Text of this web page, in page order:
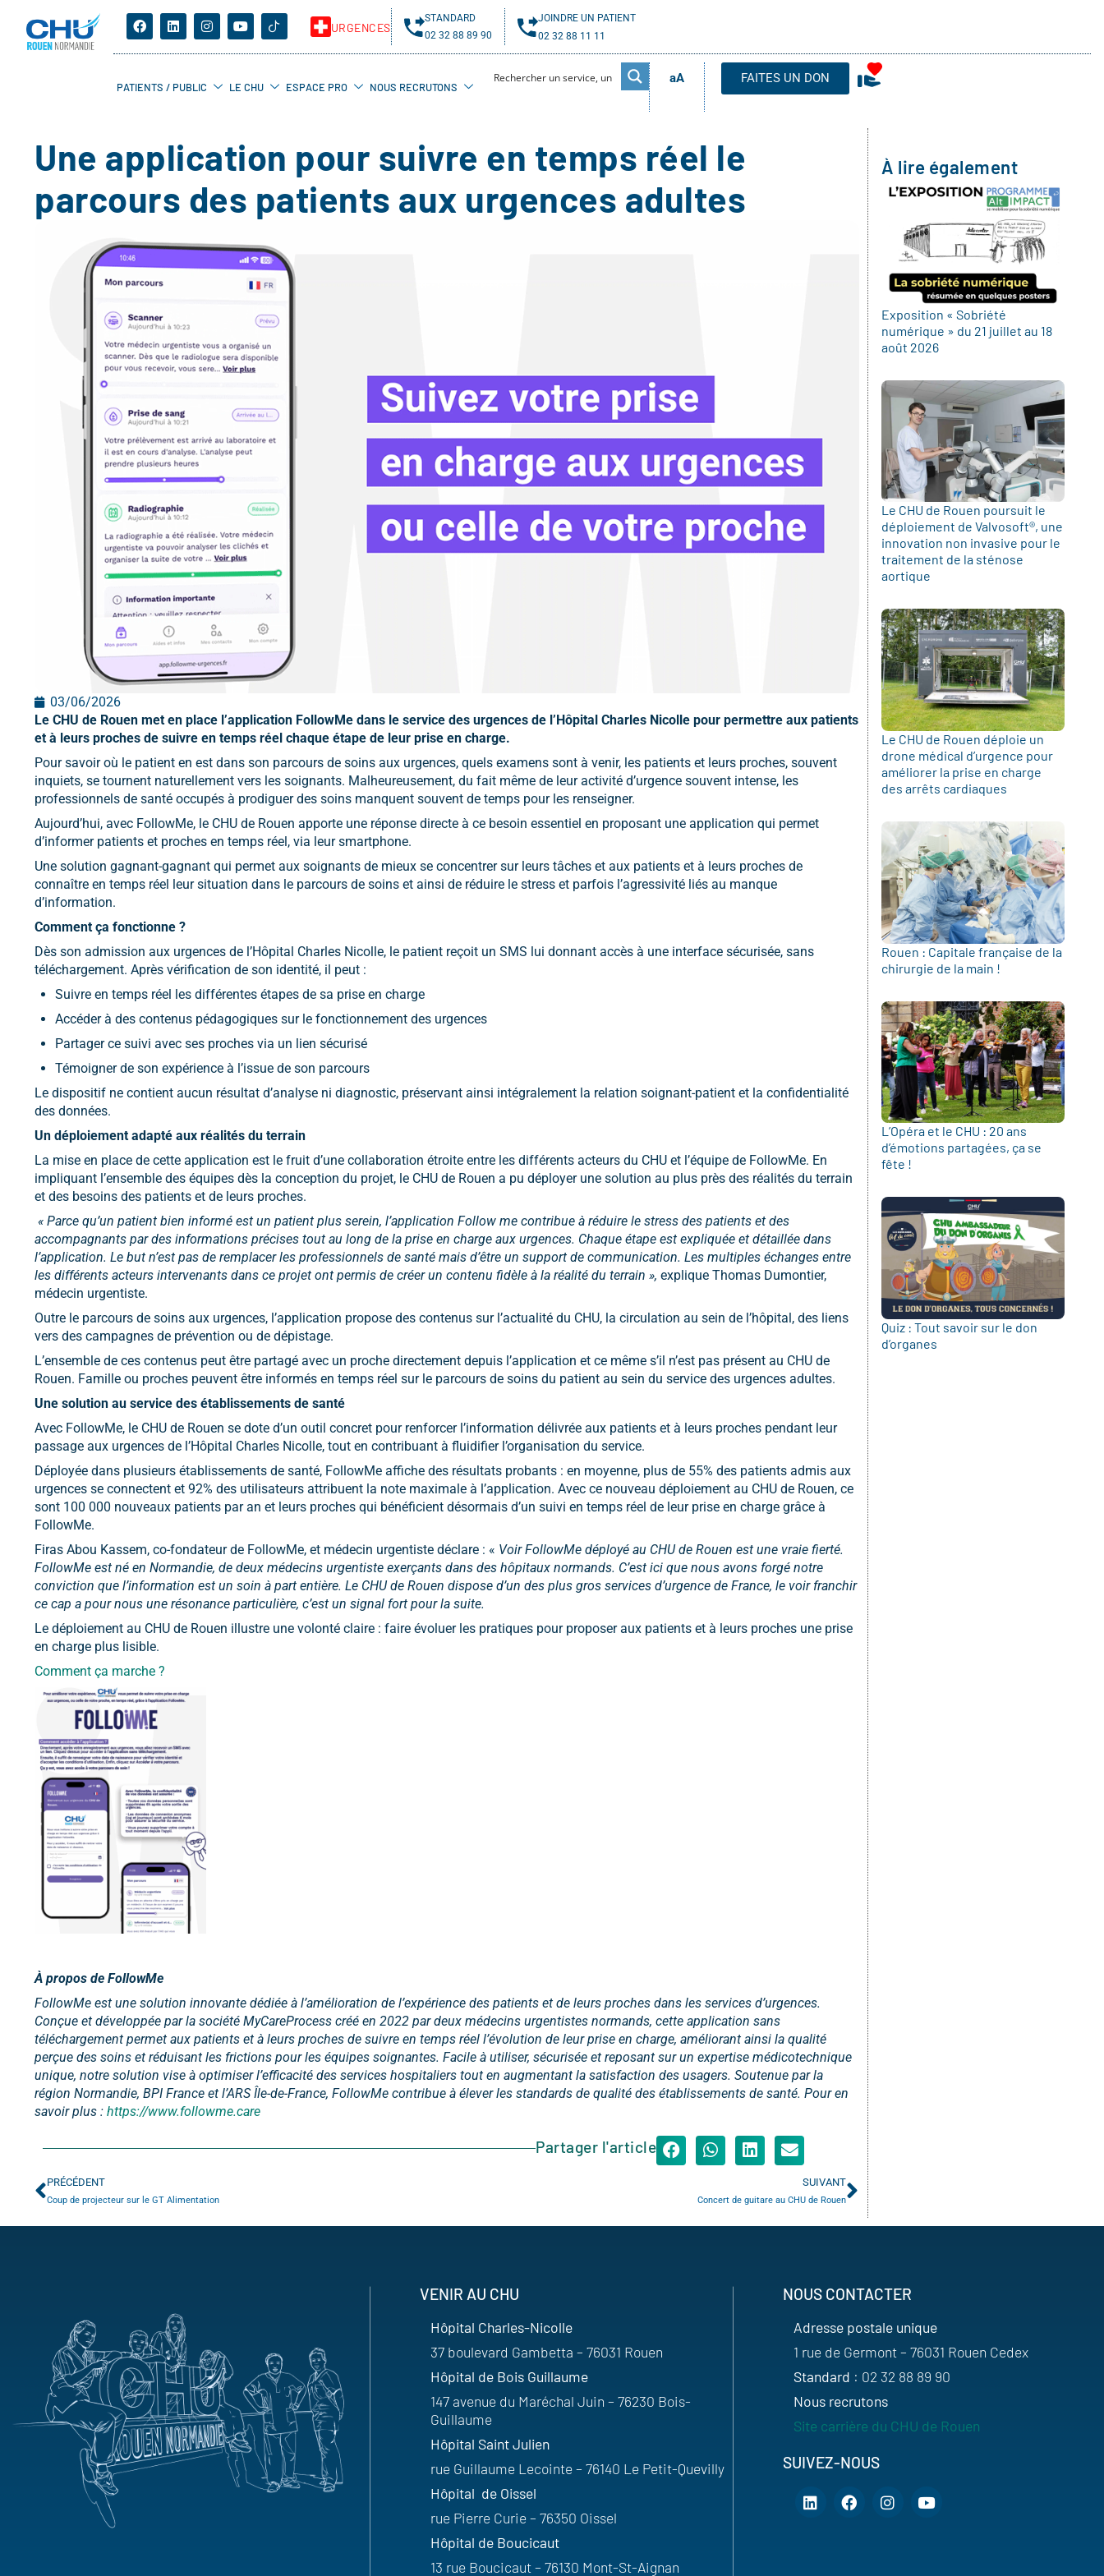
URGENCES
STANDARD
02 32 88 89 90
JOINDRE UN PATIENT
02 32 88 11 11
PATIENTS / PUBLIC LE CHU ESPACE PRO NOUS RECRUTONS
aA FAITES UN DON
Une application pour suivre en temps réel le
parcours des patients aux urgences adultes
03/06/2026
Le CHU de Rouen met en place l’application FollowMe dans le service des urgences de l’Hôpital Charles Nicolle pour permettre aux patients
et à leurs proches de suivre en temps réel chaque étape de leur prise en charge.
Pour savoir où le patient en est dans son parcours de soins aux urgences, quels examens sont à venir, les patients et leurs proches, souvent
inquiets, se tournent naturellement vers les soignants. Malheureusement, du fait même de leur activité d’urgence souvent intense, les
professionnels de santé occupés à prodiguer des soins manquent souvent de temps pour les renseigner.
Aujourd’hui, avec FollowMe, le CHU de Rouen apporte une réponse directe à ce besoin essentiel en proposant une application qui permet
d’informer patients et proches en temps réel, via leur smartphone.
Une solution gagnant-gagnant qui permet aux soignants de mieux se concentrer sur leurs tâches et aux patients et à leurs proches de
connaître en temps réel leur situation dans le parcours de soins et ainsi de réduire le stress et parfois l’agressivité liés au manque
d’information.
Comment ça fonctionne ?
Dès son admission aux urgences de l’Hôpital Charles Nicolle, le patient reçoit un SMS lui donnant accès à une interface sécurisée, sans
téléchargement. Après vérification de son identité, il peut :
Suivre en temps réel les différentes étapes de sa prise en charge
Accéder à des contenus pédagogiques sur le fonctionnement des urgences
Partager ce suivi avec ses proches via un lien sécurisé
Témoigner de son expérience à l’issue de son parcours
Le dispositif ne contient aucun résultat d’analyse ni diagnostic, préservant ainsi intégralement la relation soignant-patient et la confidentialité
des données.
Un déploiement adapté aux réalités du terrain
La mise en place de cette application est le fruit d’une collaboration étroite entre les différents acteurs du CHU et l’équipe de FollowMe. En
impliquant l’ensemble des équipes dès la conception du projet, le CHU de Rouen a pu déployer une solution au plus près des réalités du terrain
et des besoins des patients et de leurs proches.
« Parce qu’un patient bien informé est un patient plus serein, l’application Follow me contribue à réduire le stress des patients et des
accompagnants par des informations précises tout au long de la prise en charge aux urgences. Chaque étape est expliquée et détaillée dans
l’application. Le but n’est pas de remplacer les professionnels de santé mais d’être un support de communication. Les multiples échanges entre
les différents acteurs intervenants dans ce projet ont permis de créer un contenu fidèle à la réalité du terrain », explique Thomas Dumontier,
médecin urgentiste.
Outre le parcours de soins aux urgences, l’application propose des contenus sur l’actualité du CHU, la circulation au sein de l’hôpital, des liens
vers des campagnes de prévention ou de dépistage.
L’ensemble de ces contenus peut être partagé avec un proche directement depuis l’application et ce même s’il n’est pas présent au CHU de
Rouen. Famille ou proches peuvent être informés en temps réel sur le parcours de soins du patient au sein du service des urgences adultes.
Une solution au service des établissements de santé
Avec FollowMe, le CHU de Rouen se dote d’un outil concret pour renforcer l’information délivrée aux patients et à leurs proches pendant leur
passage aux urgences de l’Hôpital Charles Nicolle, tout en contribuant à fluidifier l’organisation du service.
Déployée dans plusieurs établissements de santé, FollowMe affiche des résultats probants : en moyenne, plus de 55% des patients admis aux
urgences se connectent et 92% des utilisateurs attribuent la note maximale à l’application. Avec ce nouveau déploiement au CHU de Rouen, ce
sont 100 000 nouveaux patients par an et leurs proches qui bénéficient désormais d’un suivi en temps réel de leur prise en charge grâce à
FollowMe.
Firas Abou Kassem, co-fondateur de FollowMe, et médecin urgentiste déclare : « Voir FollowMe déployé au CHU de Rouen est une vraie fierté.
FollowMe est né en Normandie, de deux médecins urgentiste exerçants dans des hôpitaux normands. C’est ici que nous avons forgé notre
conviction que l’information est un soin à part entière. Le CHU de Rouen dispose d’un des plus gros services d’urgence de France, le voir franchir
ce cap a pour nous une résonance particulière, c’est un signal fort pour la suite.
Le déploiement au CHU de Rouen illustre une volonté claire : faire évoluer les pratiques pour proposer aux patients et à leurs proches une prise
en charge plus lisible.
Comment ça marche ?
À propos de FollowMe
FollowMe est une solution innovante dédiée à l’amélioration de l’expérience des patients et de leurs proches dans les services d’urgences.
Conçue et développée par la société MyCareProcess créé en 2022 par deux médecins urgentistes normands, cette application sans
téléchargement permet aux patients et à leurs proches de suivre en temps réel l’évolution de leur prise en charge, améliorant ainsi la qualité
perçue des soins et réduisant les frictions pour les équipes soignantes. Facile à utiliser, sécurisée et reposant sur un expertise médicotechnique
unique, notre solution vise à optimiser l’efficacité des services hospitaliers tout en augmentant la satisfaction des usagers. Soutenue par la
région Normandie, BPI France et l’ARS Île-de-France, FollowMe contribue à élever les standards de qualité des établissements de santé. Pour en
savoir plus : https://www.followme.care
Partager l'article
PRÉCÉDENT
Coup de projecteur sur le GT Alimentation
SUIVANT
Concert de guitare au CHU de Rouen
À lire également
Exposition « Sobriété
numérique » du 21 juillet au 18
août 2026
Le CHU de Rouen poursuit le
déploiement de Valvosoft®, une
innovation non invasive pour le
traitement de la sténose
aortique
Le CHU de Rouen déploie un
drone médical d’urgence pour
améliorer la prise en charge
des arrêts cardiaques
Rouen : Capitale française de la
chirurgie de la main !
L’Opéra et le CHU : 20 ans
d’émotions partagées, ça se
fête !
Quiz : Tout savoir sur le don
d’organes
VENIR AU CHU
Hôpital Charles-Nicolle
37 boulevard Gambetta – 76031 Rouen
Hôpital de Bois Guillaume
147 avenue du Maréchal Juin – 76230 Bois-
Guillaume
Hôpital Saint Julien
rue Guillaume Lecointe – 76140 Le Petit-Quevilly
Hôpital de Oissel
rue Pierre Curie – 76350 Oissel
Hôpital de Boucicaut
13 rue Boucicaut – 76130 Mont-St-Aignan
NOUS CONTACTER
Adresse postale unique
1 rue de Germont – 76031 Rouen Cedex
Standard : 02 32 88 89 90
Nous recrutons
Site carrière du CHU de Rouen
SUIVEZ-NOUS